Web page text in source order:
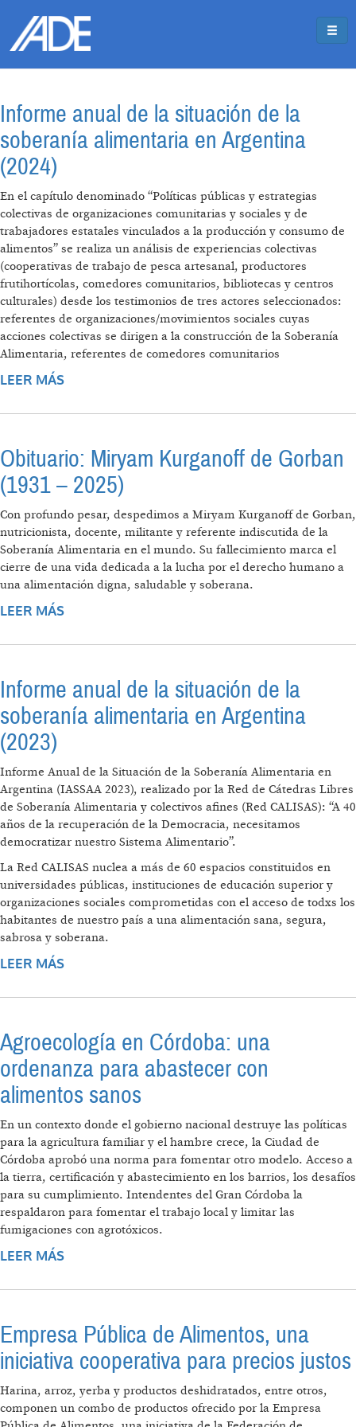
Informe anual de la situación de la
soberanía alimentaria en Argentina
(2024)
En el capítulo denominado “Políticas públicas y estrategias
colectivas de organizaciones comunitarias y sociales y de
trabajadores estatales vinculados a la producción y consumo de
alimentos” se realiza un análisis de experiencias colectivas
(cooperativas de trabajo de pesca artesanal, productores
frutihortícolas, comedores comunitarios, bibliotecas y centros
culturales) desde los testimonios de tres actores seleccionados:
referentes de organizaciones/movimientos sociales cuyas
acciones colectivas se dirigen a la construcción de la Soberanía
Alimentaria, referentes de comedores comunitarios
LEER MÁS
ARGENTINA (2024)
Obituario: Miryam Kurganoff de Gorban
(1931 – 2025)
Con profundo pesar, despedimos a Miryam Kurganoff de Gorban,
nutricionista, docente, militante y referente indiscutida de la
Soberanía Alimentaria en el mundo. Su fallecimiento marca el
cierre de una vida dedicada a la lucha por el derecho humano a
una alimentación digna, saludable y soberana.
LEER MÁS
Informe anual de la situación de la
soberanía alimentaria en Argentina
(2023)
Informe Anual de la Situación de la Soberanía Alimentaria en
Argentina (IASSAA 2023), realizado por la Red de Cátedras Libres
de Soberanía Alimentaria y colectivos afines (Red CALISAS): “A 40
años de la recuperación de la Democracia, necesitamos
democratizar nuestro Sistema Alimentario”.
La Red CALISAS nuclea a más de 60 espacios constituidos en
universidades públicas, instituciones de educación superior y
organizaciones sociales comprometidas con el acceso de todxs los
habitantes de nuestro país a una alimentación sana, segura,
sabrosa y soberana.
LEER MÁS
ARGENTINA (2023)
Agroecología en Córdoba: una
ordenanza para abastecer con
alimentos sanos
En un contexto donde el gobierno nacional destruye las políticas
para la agricultura familiar y el hambre crece, la Ciudad de
Córdoba aprobó una norma para fomentar otro modelo. Acceso a
la tierra, certificación y abastecimiento en los barrios, los desafíos
para su cumplimiento. Intendentes del Gran Córdoba la
respaldaron para fomentar el trabajo local y limitar las
fumigaciones con agrotóxicos.
LEER MÁS
ALIMENTOS SANOS
Empresa Pública de Alimentos, una
iniciativa cooperativa para precios justos
Harina, arroz, yerba y productos deshidratados, entre otros,
componen un combo de productos ofrecido por la Empresa